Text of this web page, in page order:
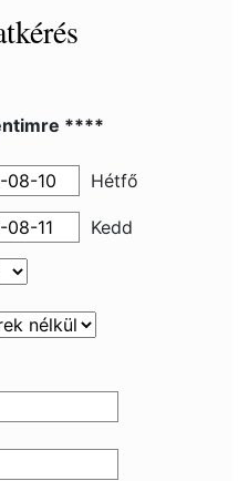
****
Hétfő
Kedd